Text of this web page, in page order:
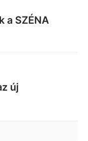
a SZÉNA
új